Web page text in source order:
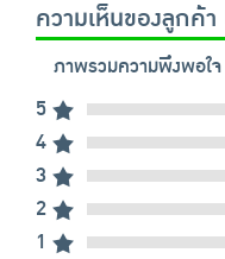
ความเห็นของลูกค้า
ภาพรวมความพึงพอใจ
5
4
3
2
1